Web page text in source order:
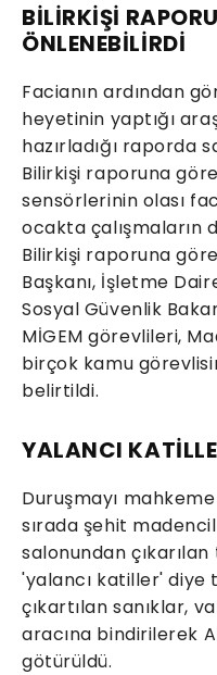
BİLİRKİŞİ
ÖNLENEBİLİRDİ
Facianın ardından
heyetinin yaptığı
hazırladığı raporda
Bilirkişi raporuna
sensörlerinin olası
ocakta çalışmaların
Bilirkişi raporuna
Başkanı, İşletme
Sosyal Güvenlik
MİGEM görevlileri,
birçok kamu
belirtildi.
YALANCI
Duruşmayı
sırada şehit
salonundan
'yalancı katiller' diye
çıkartılan sanıklar,
aracına bindirilerek
götürüldü.